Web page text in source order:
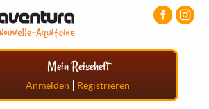
Mein Reiseheft
Anmelden | Registrieren